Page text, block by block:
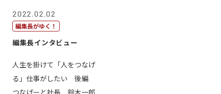
2022.02.02
編集長がゆく！
編集長インタビュー
人生を掛けて「人をつなげ
る」仕事がしたい 後編
つなげーと社長 鈴木一郎